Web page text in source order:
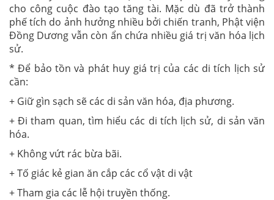
cho công cuộc đào tạo tăng tài. Mặc dù đã trở thành
phế tích do ảnh hưởng nhiều bởi chiến tranh, Phật viện
Đồng Dương vẫn còn ẩn chứa nhiều giá trị văn hóa lịch
sử.
* Để bảo tồn và phát huy giá trị của các di tích lịch sử
cần:
+ Giữ gìn sạch sẽ các di sản văn hóa, địa phương.
+ Đi tham quan, tìm hiểu các di tích lịch sử, di sản văn
hóa.
+ Không vứt rác bừa bãi.
+ Tố giác kẻ gian ăn cắp các cổ vật di vật
+ Tham gia các lễ hội truyền thống.